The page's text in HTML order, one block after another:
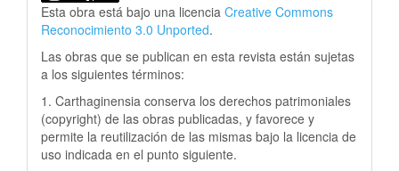
Esta obra está bajo una licencia Creative Commons
Reconocimiento 3.0 Unported.
Las obras que se publican en esta revista están sujetas
a los siguientes términos:
1. Carthaginensia conserva los derechos patrimoniales
(copyright) de las obras publicadas, y favorece y
permite la reutilización de las mismas bajo la licencia de
uso indicada en el punto siguiente.